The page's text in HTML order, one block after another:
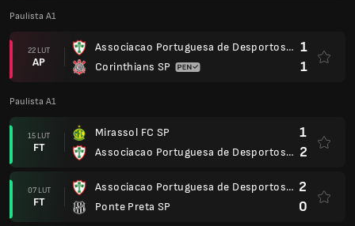
Paulista A1
22 LUT
AP
Associacao Portuguesa de Desportos SP
Corinthians SP
1
1
Paulista A1
15 LUT
FT
Mirassol FC SP
Associacao Portuguesa de Desportos SP
1
2
07 LUT
FT
Associacao Portuguesa de Desportos SP
Ponte Preta SP
2
0